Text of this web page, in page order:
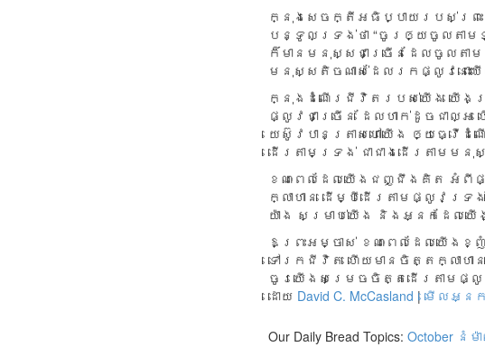
ក្នុង​សេចក្តី​អធិប្បាយ​របស់​ព្រះ​យ
បន្ទូល​ទ្រង់​ថា “ចូរ​ឲ្យ​ចូល​តាម​ទ្
ក៏​មាន​មនុស្ស​ជា​ច្រើន​ដែល​ចូល​តាម​
មនុស្ស​តិច​ណាស់​ដែល​រក​ផ្លូវ​នោះ​ឃ
ក្នុង​ដំណើរ​ជីវិត​របស់​យើង យើង​ត្
ផ្លូវ​ជា​ច្រើន ដែលហាក់​ដូច​ជា​ល្អ
យេស៊ូវ​បាន​ត្រាស​ហៅ​យើង ឲ្យ​ធ្វើ​
ដើរ​តាម​ទ្រង់ ជា​ជាង​ដើរ​តាម​មនុ
ខណៈ​ពេល​ដែល​យើង​ជញ្ជឹង​គិត អំពី​
ក្លាហាន ​ដើម្បី​ដើរ​តាម​ផ្លូវ​ទ្
យ៉ាង សម្រាប់​យើង និង​អ្នក​ដែល​យើង​
ឱព្រះអម្ចាស់ ខណៈពេលដែលយើង
ទៅរកជីវិត ហើយមានចិត្តក្លាហាន
ចូរយើងសម្រេចចិត្តដើរតាមផ្លូ
ដោយ David C. McCasland | មើលអ្ន
Our Daily Bread Topics: October នំម៉